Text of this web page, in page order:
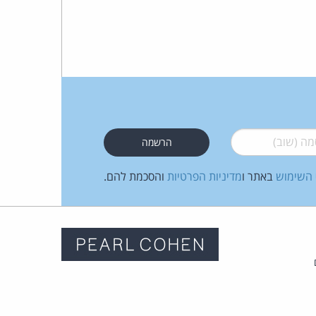
(שוב)*
השימוש באתר ומדיניות הפרטיות והסכמת להם.